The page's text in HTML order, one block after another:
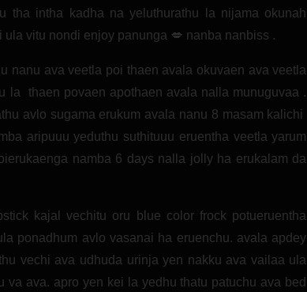
tha intha kadha na yeluthurathu la nijama okunah
ula vitu nondi enjoy panunga 💋 nanba nanbiss .
nanu ava veetla poi thaen avala okuvaen ava veetla
la thaen povaen apothaen avala nalla munuguvaa .
avlo sugama erukum avala nanu 8 masam kalichi
aripuuu yeduthu suthituuu eruentha veetla yarum
namba 6 days nalla jolly ha erukalam da
kajal vechitu oru blue color frock potueruentha
ponadhum avlo vasanai ha eruenchu. avala apdey
vechi ava udhuda urinja yen nakku ava vailaa ula
va ava. apro yen kei la yedhu thatu patuchu ava bed